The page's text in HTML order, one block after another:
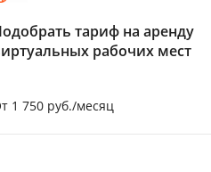
тариф на аренду
рабочих мест
1 750 руб./месяц